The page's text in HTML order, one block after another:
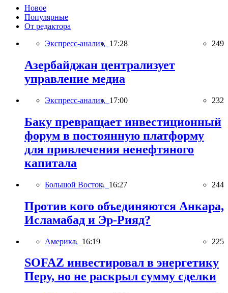
Новое
Популярные
От редактора
Экспресс-анализ, 17:28 249
Азербайджан централизует
управление медиа
Экспресс-анализ, 17:00 232
Баку превращает инвестиционный
форум в постоянную платформу
для привлечения ненефтяного
капитала
Большой Восток, 16:27 244
Против кого объединяются Анкара,
Исламабад и Эр-Рияд?
Америка, 16:19 225
SOFAZ инвестировал в энергетику
Перу, но не раскрыл сумму сделки